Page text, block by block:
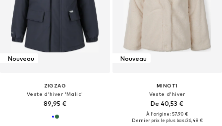
Nouveau
ZIGZAG
Veste d’hiver 'Malic'
89,95 €
Nouveau
MINOTI
Veste d’hiver
De 40,53 €
À l'origine : 57,90 €
Dernier prix le plus bas :36,48 €